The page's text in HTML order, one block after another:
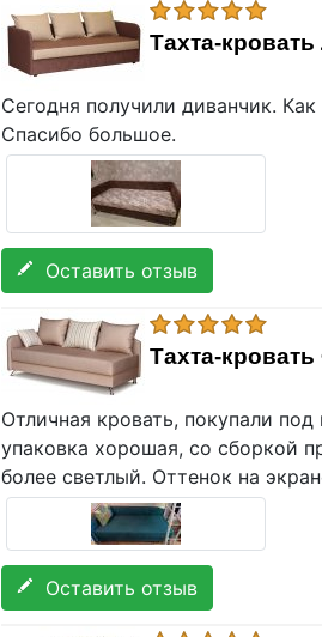
Тахта-
Сегодня получили диванчик.
Спасибо большое.
Оставить отзыв
Тахта-
Отличная кровать, покупали
упаковка хорошая, со сборкой
более светлый. Оттенок на
Оставить отзыв